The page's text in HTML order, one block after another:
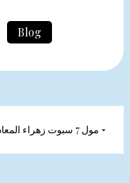
Blog
مول 7 سبوت زهراء المعادى